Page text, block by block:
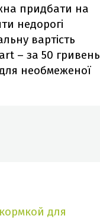
придбати на
недорогі
вартість
– за 50 гривень
необмеженої
для